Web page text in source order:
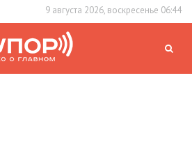
9 августа 2026, воскресенье 06:44